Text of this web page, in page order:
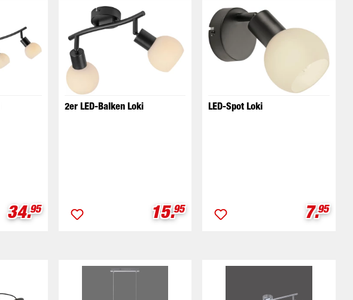
Verkaufspreis:
34.95
2er LED-Balken Loki
Verkaufspreis:
15.95
LED-Spot Loki
7.95